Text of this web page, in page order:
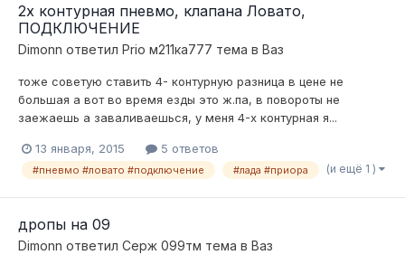
2х контурная пневмо, клапана Ловато,
ПОДКЛЮЧЕНИЕ
Dimonn ответил Prio м211ка777 тема в Ваз
тоже советую ставить 4- контурную разница в цене не
большая а вот во время езды это ж.па, в повороты не
заежаешь а заваливаешься, у меня 4-х контурная я...
13 января, 2015 5 ответов
#пневмо #ловато #подключение #лада #приора (и ещё 1 )
дропы на 09
Dimonn ответил Серж 099тм тема в Ваз